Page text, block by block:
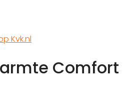
Kvk.nl
Comfort